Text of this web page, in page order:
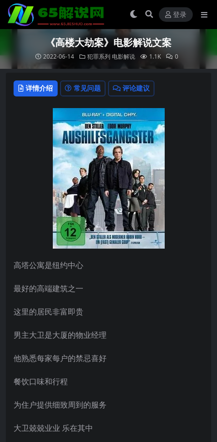
登录
《高楼大劫案》电影解说文案
2022-06-14 犯罪系列 电影解说 1.1K 0
详情介绍 常见问题 评论建议
高塔公寓是纽约中心
最好的高端建筑之一
这里的居民非富即贵
男主大卫是大厦的物业经理
他熟悉每家每户的禁忌喜好
餐饮口味和行程
为住户提供细致周到的服务
大卫兢兢业业 乐在其中